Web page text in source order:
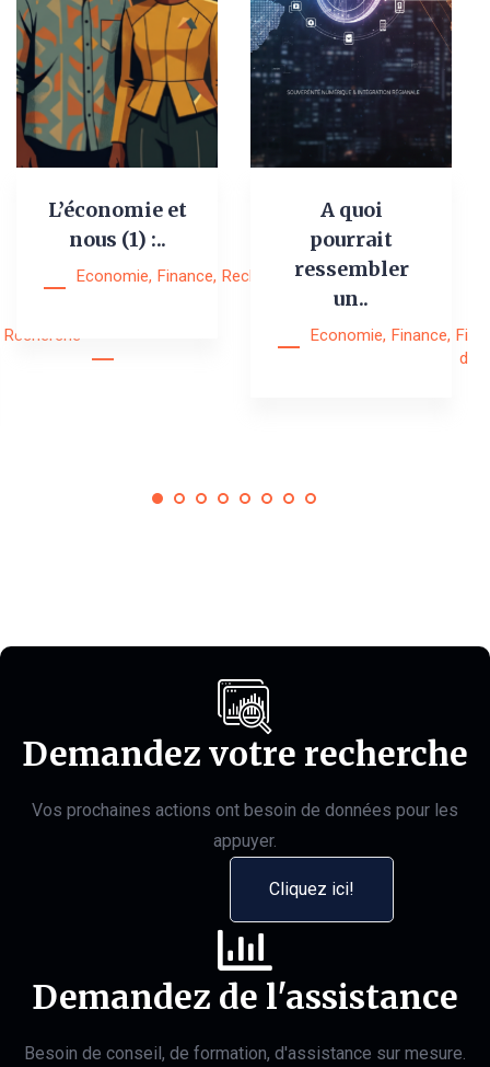
Recherche
L’économie et
nous (1) :..
Economie, Finance, Recherche, Research
Notes
A quoi
pourrait
ressembler
un..
Economie, Finance,
Demandez votre recherche
Vos prochaines actions ont besoin de données pour les
appuyer.
Cliquez ici!
Demandez de l'assistance
Besoin de conseil, de formation, d'assistance sur mesure.